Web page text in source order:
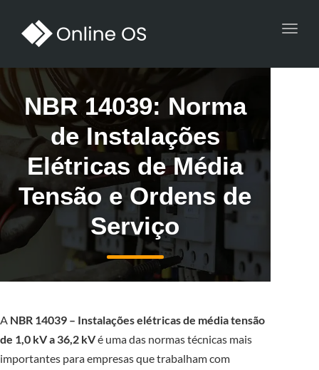
NBR 14039: Norma
de Instalações
Elétricas de Média
Tensão e Ordens de
Serviço
A NBR 14039 – Instalações elétricas de média tensão
de 1,0 kV a 36,2 kVé uma das normas técnicas mais
importantes para empresas que trabalham com